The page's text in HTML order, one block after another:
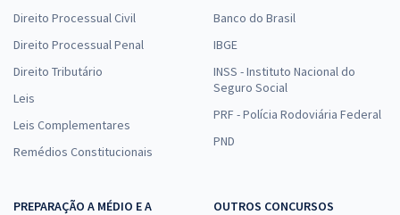
Direito Processual Civil
Direito Processual Penal
Direito Tributário
Leis
Leis Complementares
Remédios Constitucionais
Banco do Brasil
IBGE
INSS - Instituto Nacional do
Seguro Social
PRF - Polícia Rodoviária Federal
PND
PREPARAÇÃO A MÉDIO E A
OUTROS CONCURSOS